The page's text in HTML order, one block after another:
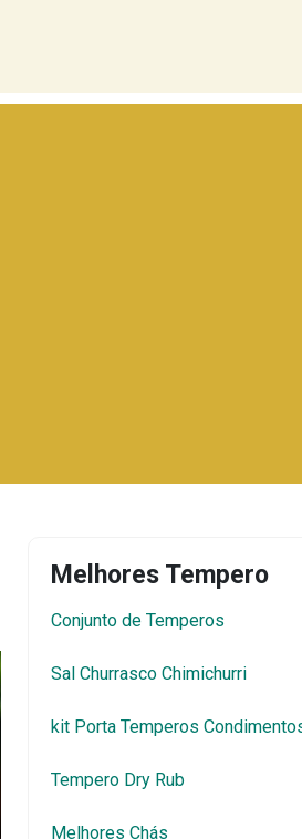
Melhores Tempero
Conjunto de Temperos
Sal Churrasco Chimichurri
kit Porta Temperos
Tempero Dry Rub
Melhores Chás